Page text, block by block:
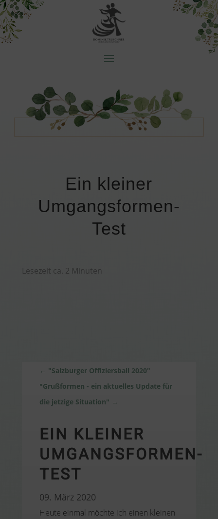
Ein kleiner
Umgangsformen-
Test
Lesezeit ca. 2 Minuten
← "Salzburger Offiziersball 2020"
"Grußformen - ein aktuelles Update für
die jetzige Situation" →
EIN KLEINER
UMGANGSFORMEN-
TEST
09. März 2020
Heute einmal möchte ich einen kleinen